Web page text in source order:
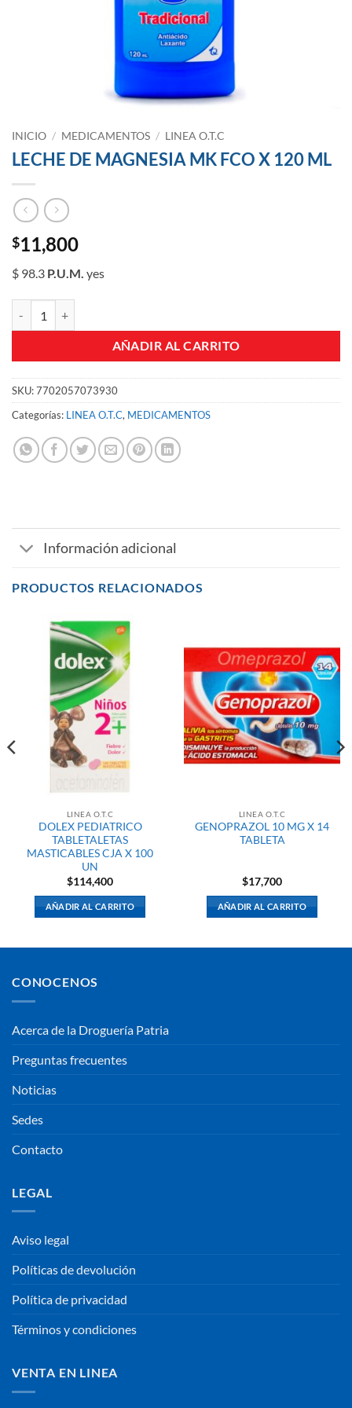
INICIO / MEDICAMENTOS / LINEA O.T.C
LECHE DE MAGNESIA MK FCO X 120 ML
$11,800
$ 98.3 P.U.M. yes
AÑADIR AL CARRITO
SKU:7702057073930
Categorías: LINEA O.T.C, MEDICAMENTOS
Información adicional
PRODUCTOS RELACIONADOS
LINEA O.T.C
DOLEX PEDIATRICO
TABLETALETAS
MASTICABLES CJA X 100
UN
$114,400
AÑADIR AL CARRITO
LINEA O.T.C
GENOPRAZOL 10 MG X 14
TABLETA
$17,700
AÑADIR AL CARRITO
CONOCENOS
Acerca de la Droguería Patria
Preguntas frecuentes
Noticias
Sedes
Contacto
LEGAL
Aviso legal
Políticas de devolución
Política de privacidad
Términos y condiciones
VENTA EN LINEA